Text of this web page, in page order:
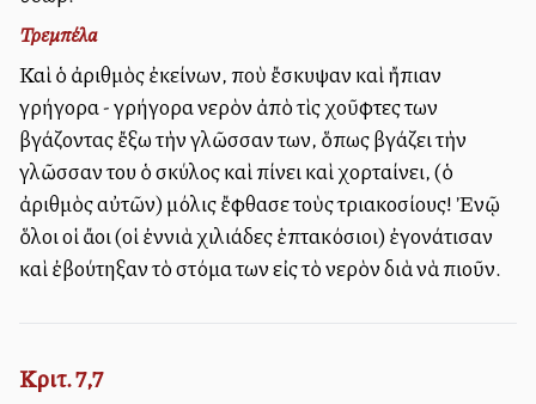
Τρεμπέλα
Καὶ ὁ ἀριθμὸς ἐκείνων, ποὺ ἔσκυψαν καὶ ἤπιαν
γρήγορα - γρήγορα νερὸν ἀπὸ τὶς χοῦφτες των
βγάζοντας ἔξω τὴν γλῶσσαν των, ὅπως βγάζει τὴν
γλῶσσαν του ὁ σκύλος καὶ πίνει καὶ χορταίνει, (ὁ
ἀριθμὸς αὐτῶν) μόλις ἔφθασε τοὺς τριακοσίους! Ἐνῷ
ὅλοι οἱ ἄλλοι (οἱ ἐννιὰ χιλιάδες ἑπτακόσιοι) ἐγονάτισαν
καὶ ἐβούτηξαν τὸ στόμα των εἰς τὸ νερὸν διὰ νὰ πιοῦν.
Κριτ. 7,7